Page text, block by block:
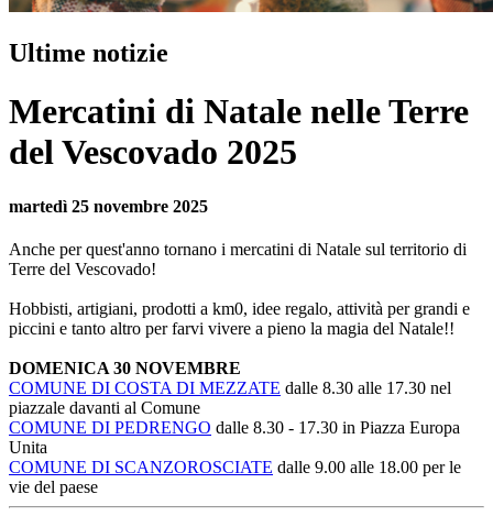
Ultime notizie
Mercatini di Natale nelle Terre
del Vescovado 2025
martedì 25 novembre 2025
Anche per quest'anno tornano i mercatini di Natale sul territorio di
Terre del Vescovado!
Hobbisti, artigiani, prodotti a km0, idee regalo, attività per grandi e
piccini e tanto altro per farvi vivere a pieno la magia del Natale!!
DOMENICA 30 NOVEMBRE
COMUNE DI COSTA DI MEZZATE dalle 8.30 alle 17.30 nel
piazzale davanti al Comune
COMUNE DI PEDRENGO dalle 8.30 - 17.30 in Piazza Europa
Unita
COMUNE DI SCANZOROSCIATE dalle 9.00 alle 18.00 per le
vie del paese